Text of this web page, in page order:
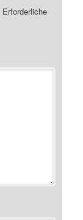
Erforderliche